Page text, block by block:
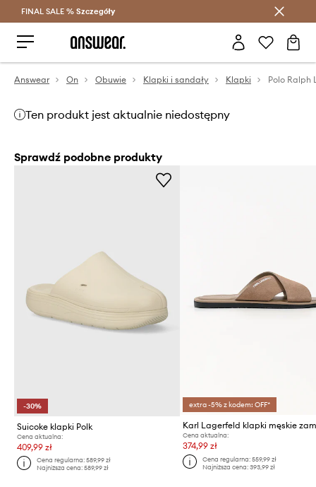
Oszczędzaj z Answear Club >
FINAL SALE % Szczegóły
Answear On Obuwie Klapki i sandały Klapki
Ten produkt jest aktualnie niedostępny
Sprawdź podobne produkty
-30%
Suicoke klapki Polk
Cena aktualna:
409,99 zł
Cena regularna:589,99 zł
Najniższa cena:589,99 zł
extra -5% z kodem: OFF*
Cena aktualna:
374,99 zł
Cena regularna: 559,99 zł
Najniższa cena: 393,99 zł